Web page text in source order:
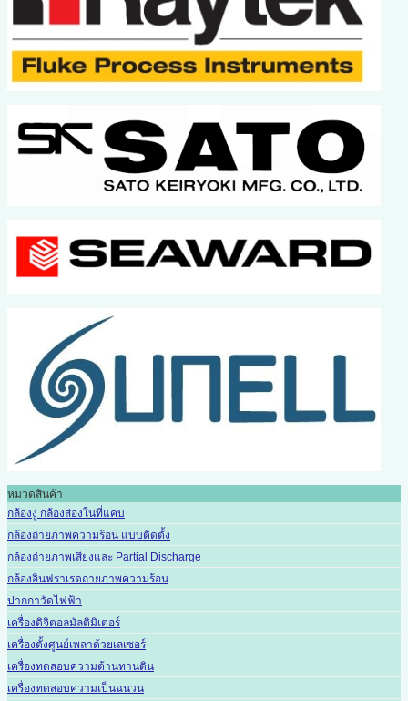
หมวดสินค้า
กล้องงู กล้องส่องในที่แคบ
กล้องถ่ายภาพความร้อน แบบติดตั้ง
กล้องถ่ายภาพเสียงและ Partial Discharge
กล้องอินฟราเรดถ่ายภาพความร้อน
ปากกาวัดไฟฟ้า
เครื่องดิจิตอลมัลติมิเตอร์
เครื่องตั้งศูนย์เพลาด้วยเลเซอร์
เครื่องทดสอบความต้านทานดิน
เครื่องทดสอบความเป็นฉนวน